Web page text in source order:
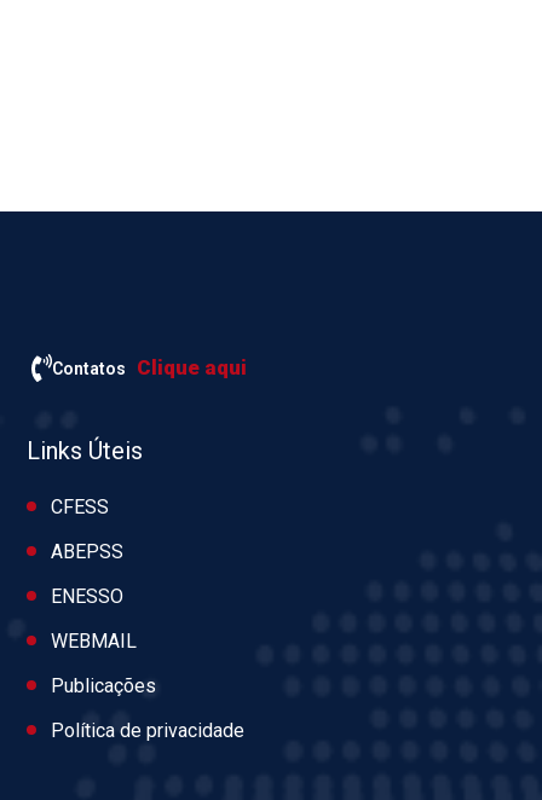
Contatos Clique aqui
Links Úteis
CFESS
ABEPSS
ENESSO
WEBMAIL
Publicações
Política de privacidade